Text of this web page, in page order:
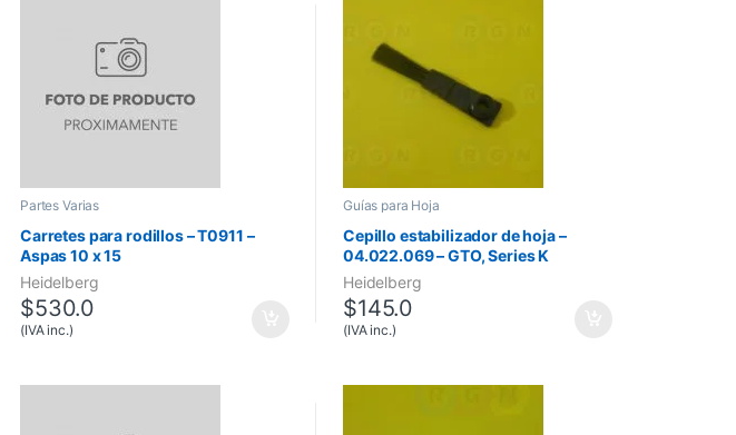
Partes Varias
Carretes para rodillos – T0911 –
Aspas 10 x 15
Heidelberg
$530.0
(IVA inc.)
Guías para Hoja
Cepillo estabilizador de hoja –
04.022.069 – GTO, Series K
Heidelberg
$145.0
(IVA inc.)